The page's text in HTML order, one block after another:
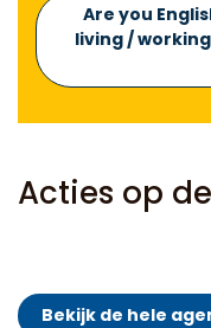
Are you
living /
Acties op
Bekijk de hele